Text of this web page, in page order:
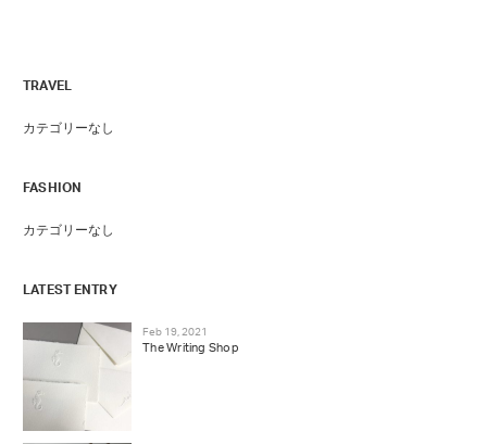
TRAVEL
カテゴリーなし
FASHION
カテゴリーなし
LATEST ENTRY
Feb 19, 2021
The Writing Shop